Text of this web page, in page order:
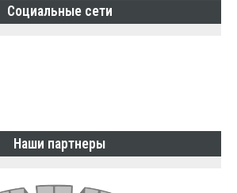
Социальные сети
Наши партнеры